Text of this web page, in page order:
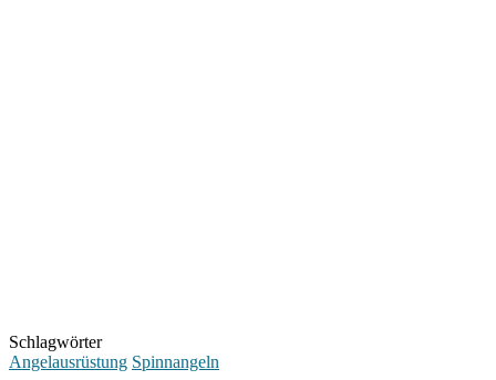
Schlagwörter
Angelausrüstung Spinnangeln